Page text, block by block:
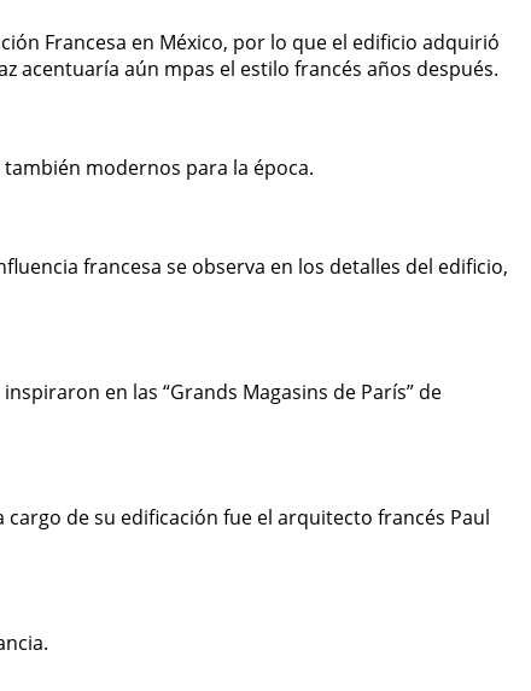
Francesa en México, por lo que el edificio adquirió
acentuaría aún mpas el estilo francés años después.
modernos para la época.
francesa se observa en los detalles del edificio,
en las “Grands Magasins de París” de
de su edificación fue el arquitecto francés Paul